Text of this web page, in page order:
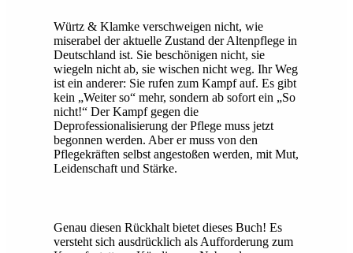
Würtz & Klamke verschweigen nicht, wie
miserabel der aktuelle Zustand der Altenpflege in
Deutschland ist. Sie beschönigen nicht, sie
wiegeln nicht ab, sie wischen nicht weg. Ihr Weg
ist ein anderer: Sie rufen zum Kampf auf. Es gibt
kein „Weiter so“ mehr, sondern ab sofort ein „So
nicht!“ Der Kampf gegen die
Deprofessionalisierung der Pflege muss jetzt
begonnen werden. Aber er muss von den
Pflegekräften selbst angestoßen werden, mit Mut,
Leidenschaft und Stärke.
Genau diesen Rückhalt bietet dieses Buch! Es
versteht sich ausdrücklich als Aufforderung zum